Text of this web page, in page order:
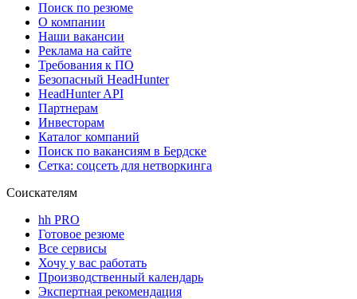
Поиск по резюме
О компании
Наши вакансии
Реклама на сайте
Требования к ПО
Безопасный HeadHunter
HeadHunter API
Партнерам
Инвесторам
Каталог компаний
Поиск по вакансиям в Бердске
Сетка: соцсеть для нетворкинга
Соискателям
hh PRO
Готовое резюме
Все сервисы
Хочу у вас работать
Производственный календарь
Экспертная рекомендация